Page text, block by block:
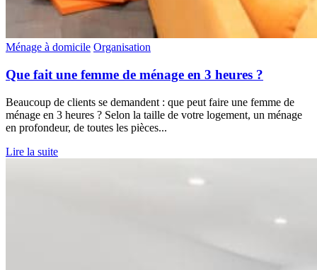
Ménage à domicile Organisation
Que fait une femme de ménage en 3 heures ?
Beaucoup de clients se demandent : que peut faire une femme de
ménage en 3 heures ? Selon la taille de votre logement, un ménage
en profondeur, de toutes les pièces...
Lire la suite